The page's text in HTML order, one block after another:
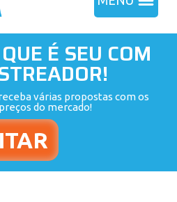
É SEU COM
várias propostas com os
do mercado!